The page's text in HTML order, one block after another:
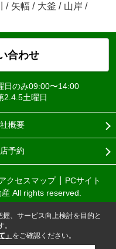
/ 矢幅 / 大釜 / 山岸 /
合わせ
日のみ09:00〜14:00
2.4.5土曜日
概要
予約
クセスマップ
PCサイト
All rights reserved.
、サービス向上検討を目的と
」 をご確認ください。